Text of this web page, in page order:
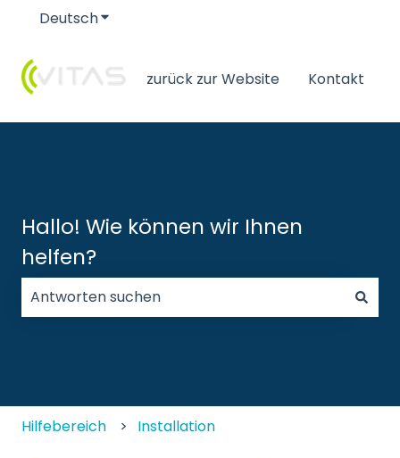
DeutschUntermenü für Übersetzungen anzeigen
zurück zur Website Kontakt
Hallo! Wie können wir Ihnen
helfen?
Hilfebereich Installation